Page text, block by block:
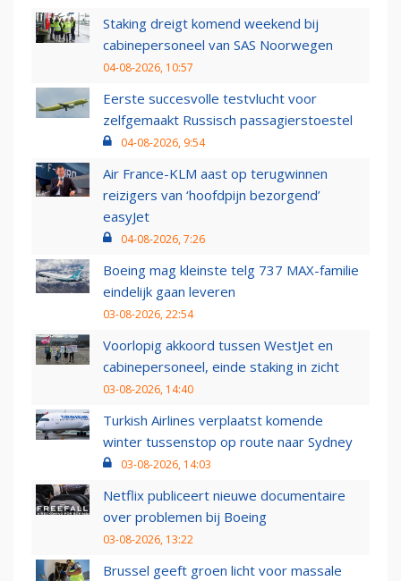
Staking dreigt komend weekend bij
cabinepersoneel van SAS Noorwegen
04-08-2026, 10:57
Eerste succesvolle testvlucht voor
zelfgemaakt Russisch passagierstoestel
04-08-2026, 9:54
Air France-KLM aast op terugwinnen
reizigers van ‘hoofdpijn bezorgend’
easyJet
04-08-2026, 7:26
Boeing mag kleinste telg 737 MAX-familie
eindelijk gaan leveren
03-08-2026, 22:54
Voorlopig akkoord tussen WestJet en
cabinepersoneel, einde staking in zicht
03-08-2026, 14:40
Turkish Airlines verplaatst komende
winter tussenstop op route naar Sydney
03-08-2026, 14:03
Netflix publiceert nieuwe documentaire
over problemen bij Boeing
03-08-2026, 13:22
Brussel geeft groen licht voor massale